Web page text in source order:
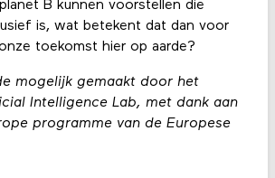
B kunnen voorstellen die
is, wat betekent dat dan voor
toekomst hier op aarde?
mogelijk gemaakt door het
Intelligence Lab, met dank aan
programme van de Europese